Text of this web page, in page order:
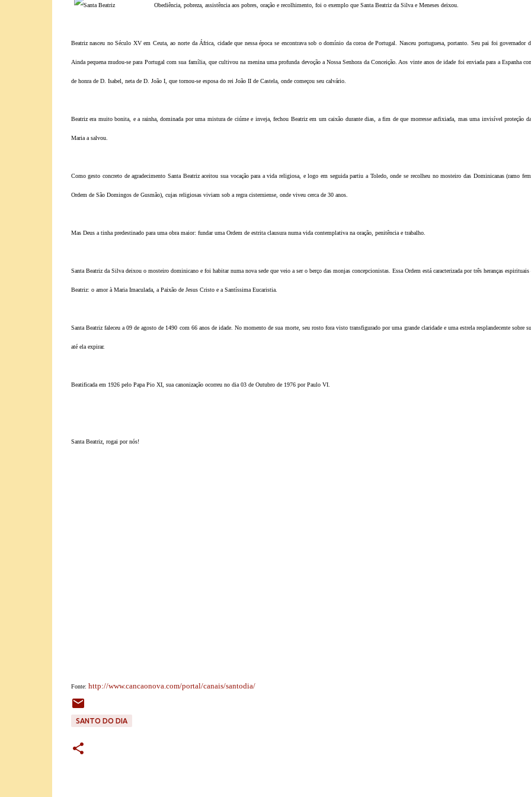
Obediência, pobreza, assistência aos pobres, oração e recolhimento, foi o exemplo que Santa Beatriz da Silva e Meneses deixou.
Beatriz nasceu no Século XV em Ceuta, ao norte da África, cidade que nessa época se encontrava sob o domínio da coroa de Portugal. Nasceu portuguesa, portanto. Seu pai foi governador
Ainda pequena mudou-se para Portugal com sua família, que cultivou na menina uma profunda devoção a Nossa Senhora da Conceição. Aos vinte anos de idade foi enviada para a Espanha
de honra de D. Isabel, neta de D. João I, que tornou-se esposa do rei João II de Castela, onde começou seu calvário.
Beatriz era muito bonita, e a rainha, dominada por uma mistura de ciúme e inveja, fechou Beatriz em um caixão durante dias, a fim de que morresse asfixiada, mas uma invisível proteção
Maria a salvou.
Como gesto concreto de agradecimento Santa Beatriz aceitou sua vocação para a vida religiosa, e logo em seguida partiu a Toledo, onde se recolheu no mosteiro das Dominicanas (ramo
Ordem de São Domingos de Gusmão), cujas religiosas viviam sob a regra cisterniense, onde viveu cerca de 30 anos.
Mas Deus a tinha predestinado para uma obra maior: fundar uma Ordem de estrita clausura numa vida contemplativa na oração, penitência e trabalho.
Santa Beatriz da Silva deixou o mosteiro dominicano e foi habitar numa nova sede que veio a ser o berço das monjas concepcionistas. Essa Ordem está caracterizada por três heranças espirituais
Beatriz: o amor à Maria Imaculada, a Paixão de Jesus Cristo e a Santíssima Eucaristia.
Santa Beatriz faleceu a 09 de agosto de 1490 com 66 anos de idade. No momento de sua morte, seu rosto fora visto transfigurado por uma grande claridade e uma estrela resplandecente sobre
até ela expirar.
Beatificada em 1926 pelo Papa Pio XI, sua canonização ocorreu no dia 03 de Outubro de 1976 por Paulo VI.
Santa Beatriz, rogai por nós!
Fonte: http://www.cancaonova.com/portal/canais/santodia/
SANTO DO DIA